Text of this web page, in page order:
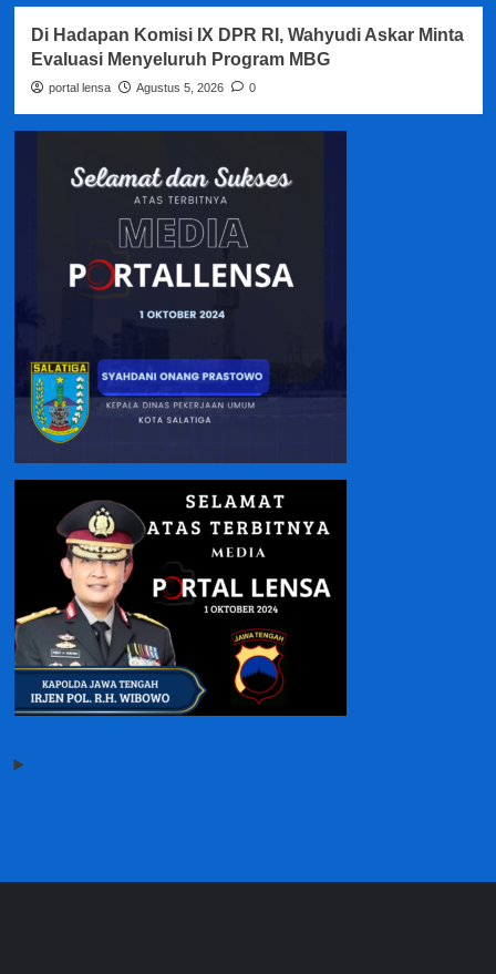
Di Hadapan Komisi IX DPR RI, Wahyudi Askar Minta
Evaluasi Menyeluruh Program MBG
portal lensa Agustus 5, 2026 0